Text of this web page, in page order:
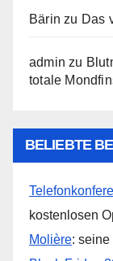
Bärin zu Das
admin zu
totale
BELIEBTE
kostenlosen
Molière: